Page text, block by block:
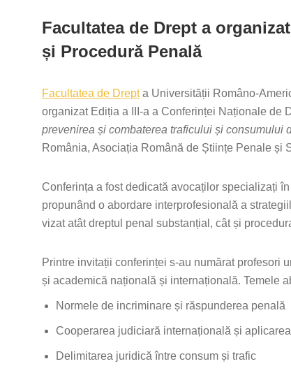
Facultatea de Drept a
și Procedură Penală
Facultatea de Drepta Universității Româno-
organizat Ediția a III-a a Conferinței Naționale de
prevenirea și combaterea traficului și consumului
România, Asociația Română de Științe Penale și
Conferința a fost dedicată avocaților specializați
propunând o abordare interprofesională a
vizat atât dreptul penal substanțial, cât și
Printre invitații conferinței s-au numărat profesori
și academică națională și internațională. Temele
Normele de incriminare și răspunderea penală
Cooperarea judiciară internațională și
Delimitarea juridică între consum și trafic